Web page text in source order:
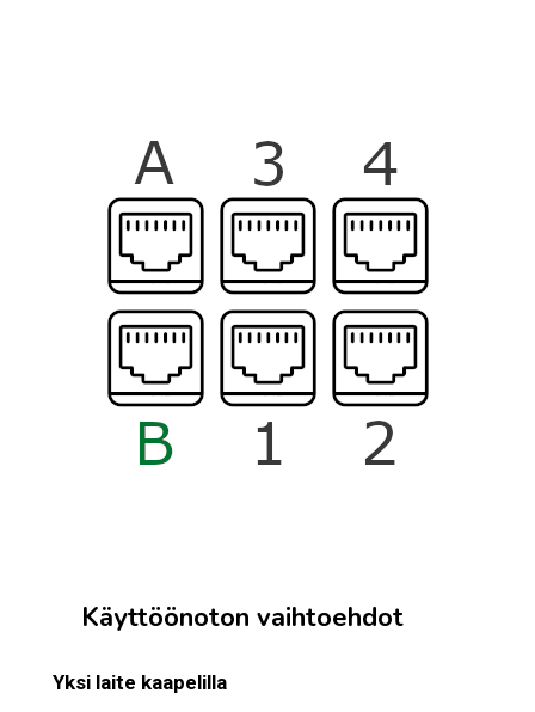
Käyttöönoton vaihtoehdot
Yksi laite kaapelilla